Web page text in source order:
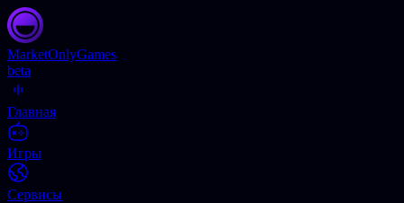
MarketOnlyGames
beta
Главная
Игры
Сервисы